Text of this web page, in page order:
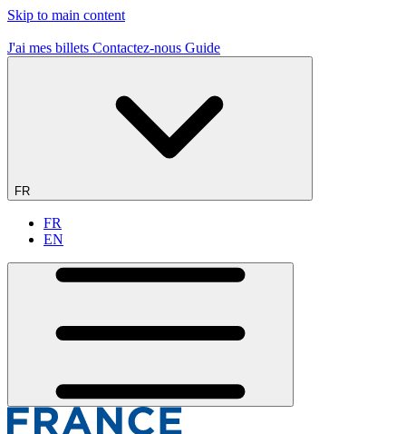
Skip to main content
J'ai mes billets Contactez-nous Guide
FR
FR
EN